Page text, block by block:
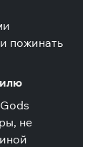
пожинать
не